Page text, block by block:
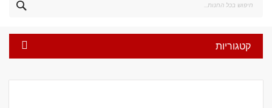
קטגוריות